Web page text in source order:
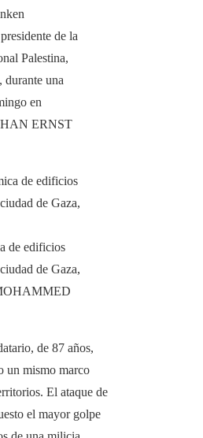
de la
Palestina,
durante una
en
ERNST
de edificios
de Gaza,
de 87 años,
un mismo marco
El ataque de
el mayor golpe